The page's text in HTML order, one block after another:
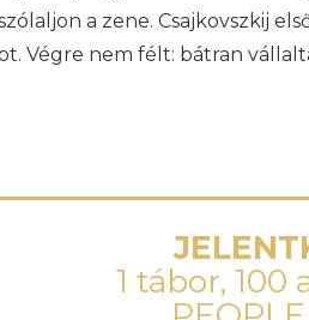
a zene. Csajkovszkij
Végre nem félt: bátran
1 tábor, 100